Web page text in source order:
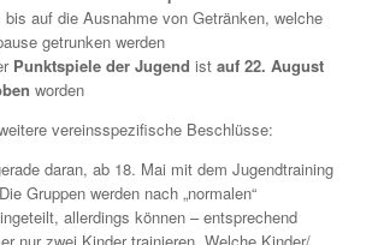
bis auf die Ausnahme von Getränken, welche
getrunken werden
Punktspiele der Jugend ist auf 22. August
worden
vereinsspezifische Beschlüsse:
daran, ab 18. Mai mit dem Jugendtraining
Gruppen werden nach „normalen“
allerdings können – entsprechend